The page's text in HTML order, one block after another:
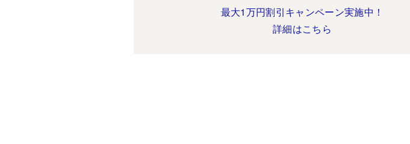
最大1万円割引キャンペーン実施中！
詳細はこちら